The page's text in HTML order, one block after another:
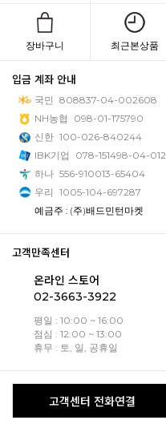
장바구니 최근본상품
입금 계좌 안내
국민 808837-04-002608
NH농협
098-01-175790
신한 100-026-840244
IBK기업
078-151498-04-012
하나 556-910013-65404
우리 1005-104-697287
예금주 : (주)배드민턴마켓
고객만족센터
온라인 스토어
02-3663-3922
평일 : 10:00 ~ 16:00
점심 : 12:00 ~ 13:00
휴무 : 토, 일, 공휴일
고객센터 전화연결